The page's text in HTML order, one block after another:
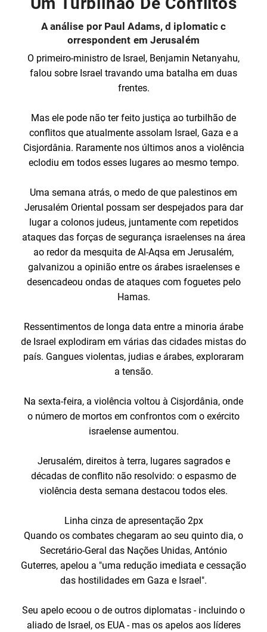
A análise por Paul Adams, d iplomatic c
orrespondent em Jerusalém
O primeiro-ministro de Israel, Benjamin Netanyahu,
falou sobre Israel travando uma batalha em duas
frentes.
Mas ele pode não ter feito justiça ao turbilhão de
conflitos que atualmente assolam Israel, Gaza e a
Cisjordânia. Raramente nos últimos anos a violência
eclodiu em todos esses lugares ao mesmo tempo.
Uma semana atrás, o medo de que palestinos em
Jerusalém Oriental possam ser despejados para dar
lugar a colonos judeus, juntamente com repetidos
ataques das forças de segurança israelenses na área
ao redor da mesquita de Al-Aqsa em Jerusalém,
galvanizou a opinião entre os árabes israelenses e
desencadeou ondas de ataques com foguetes pelo
Hamas.
Ressentimentos de longa data entre a minoria árabe
de Israel explodiram em várias das cidades mistas do
país. Gangues violentas, judias e árabes, exploraram
a tensão.
Na sexta-feira, a violência voltou à Cisjordânia, onde
o número de mortos em confrontos com o exército
israelense aumentou.
Jerusalém, direitos à terra, lugares sagrados e
décadas de conflito não resolvido: o espasmo de
violência desta semana destacou todos eles.
Linha cinza de apresentação 2px
Quando os combates chegaram ao seu quinto dia, o
Secretário-Geral das Nações Unidas, António
Guterres, apelou a "uma redução imediata e cessação
das hostilidades em Gaza e Israel".
Seu apelo ecoou o de outros diplomatas - incluindo o
aliado de Israel, os EUA - mas os apelos aos líderes